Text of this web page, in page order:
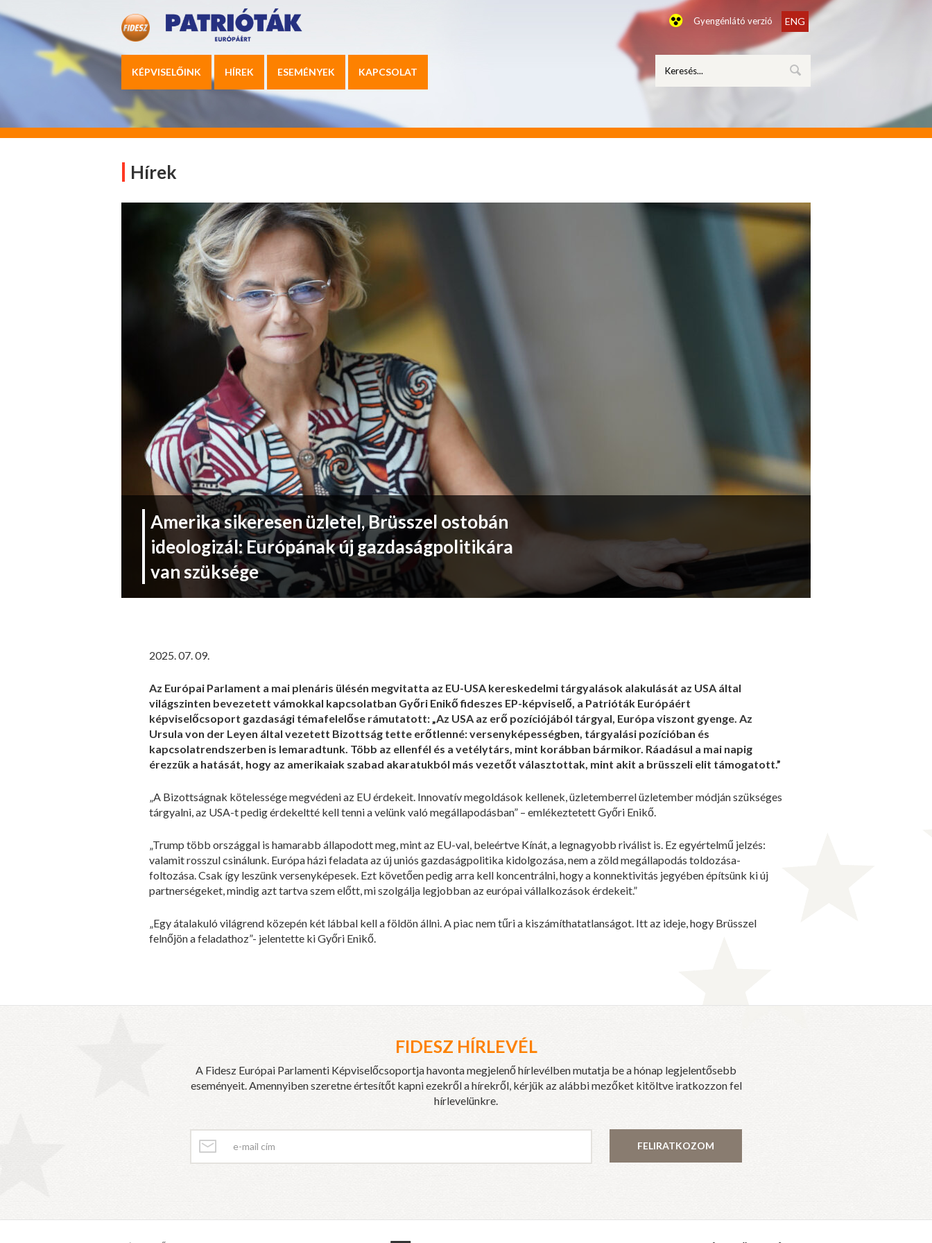
Gyengénlátó verzió ENG
KÉPVISELŐINK HÍREK ESEMÉNYEK KAPCSOLAT
Hírek
Amerika sikeresen üzletel, Brüsszel ostobán
ideologizál: Európának új gazdaságpolitikára
van szüksége
2025. 07. 09.
Az Európai Parlament a mai plenáris ülésén megvitatta az EU-USA kereskedelmi tárgyalások alakulását az USA által
világszinten bevezetett vámokkal kapcsolatban Győri Enikő fideszes EP-képviselő, a Patrióták Európáért
képviselőcsoport gazdasági témafelelőse rámutatott: „Az USA az erő pozíciójából tárgyal, Európa viszont gyenge. Az
Ursula von der Leyen által vezetett Bizottság tette erőtlenné: versenyképességben, tárgyalási pozícióban és
kapcsolatrendszerben is lemaradtunk. Több az ellenfél és a vetélytárs, mint korábban bármikor. Ráadásul a mai napig
érezzük a hatását, hogy az amerikaiak szabad akaratukból más vezetőt választottak, mint akit a brüsszeli elit támogatott.”
„A Bizottságnak kötelessége megvédeni az EU érdekeit. Innovatív megoldások kellenek, üzletemberrel üzletember módján szükséges
tárgyalni, az USA-t pedig érdekeltté kell tenni a velünk való megállapodásban” – emlékeztetett Győri Enikő.
„Trump több országgal is hamarabb állapodott meg, mint az EU-val, beleértve Kínát, a legnagyobb riválist is. Ez egyértelmű jelzés:
valamit rosszul csinálunk. Európa házi feladata az új uniós gazdaságpolitika kidolgozása, nem a zöld megállapodás toldozása-
foltozása. Csak így leszünk versenyképesek. Ezt követően pedig arra kell koncentrálni, hogy a konnektivitás jegyében építsünk ki új
partnerségeket, mindig azt tartva szem előtt, mi szolgálja legjobban az európai vállalkozások érdekeit.”
„Egy átalakuló világrend közepén két lábbal kell a földön állni. A piac nem tűri a kiszámíthatatlanságot. Itt az ideje, hogy Brüsszel
felnőjön a feladathoz”- jelentette ki Győri Enikő.
FIDESZ HÍRLEVÉL
A Fidesz Európai Parlamenti Képviselőcsoportja havonta megjelenő hírlevélben mutatja be a hónap legjelentősebb
eseményeit. Amennyiben szeretne értesítőt kapni ezekről a hírekről, kérjük az alábbi mezőket kitöltve iratkozzon fel
hírlevelünkre.
FELIRATKOZOM